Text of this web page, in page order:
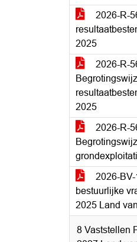
2026-R-
2025
2026-R-
2025
2026-R-
2026-
bestuurlijke
2025 Land
8 Vaststellen